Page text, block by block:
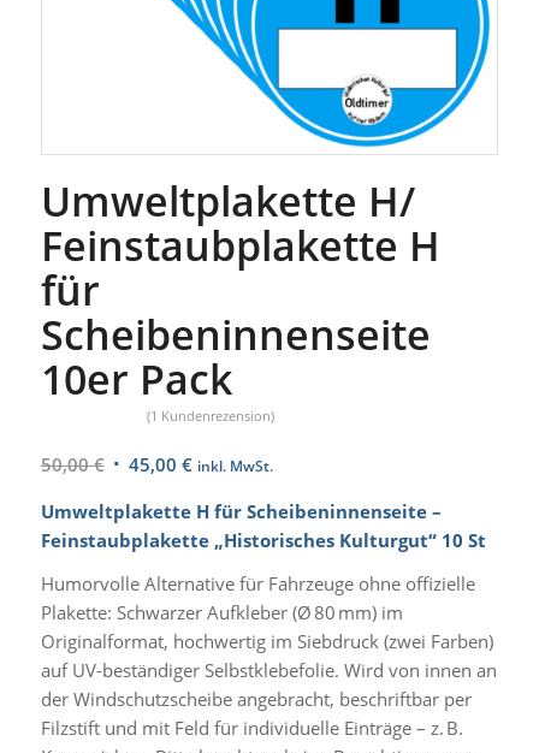
Umweltplakette H/
Feinstaubplakette H
für
Scheibeninnenseite
10er Pack
mit5.00
basierend
auf
Kundenbewertung
(1 Kundenrezension)
50,00€ Ursprünglicher
war:
50,00 €
45,00 €Aktueller
ist:
45,00 €.
inkl. MwSt.
Umweltplakette H für Scheibeninnenseite –
Feinstaubplakette „Historisches Kulturgut“ 10 St
Humorvolle Alternative für Fahrzeuge ohne offizielle
Plakette: Schwarzer Aufkleber (Ø 80 mm) im
Originalformat, hochwertig im Siebdruck (zwei Farben)
auf UV-beständiger Selbstklebefolie. Wird von innen an
der Windschutzscheibe angebracht, beschriftbar per
Filzstift und mit Feld für individuelle Einträge – z. B.